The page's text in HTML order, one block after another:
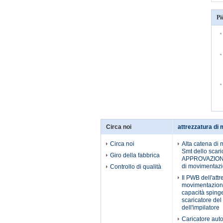
Circa noi
Circa noi
Giro della fabbrica
Controllo di qualità
attrezzatura di
Alta catena di
Smt dello
di
Il PWB
capacità
scaricatore
dell'impilatore
Caricatore